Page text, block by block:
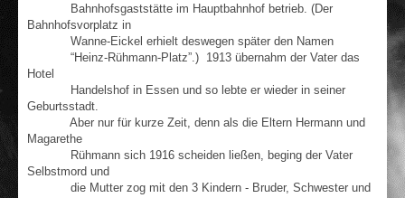
Bahnhofsgaststätte im Hauptbahnhof betrieb. (Der
Bahnhofsvorplatz in
Wanne-Eickel erhielt deswegen später den Namen
“Heinz-Rühmann-Platz”.) 1913 übernahm der Vater das
Hotel
Handelshof in Essen und so lebte er wieder in seiner
Geburtsstadt.
Aber nur für kurze Zeit, denn als die Eltern Hermann und
Magarethe
Rühmann sich 1916 scheiden ließen, beging der Vater
Selbstmord und
die Mutter zog mit den 3 Kindern - Bruder, Schwester und